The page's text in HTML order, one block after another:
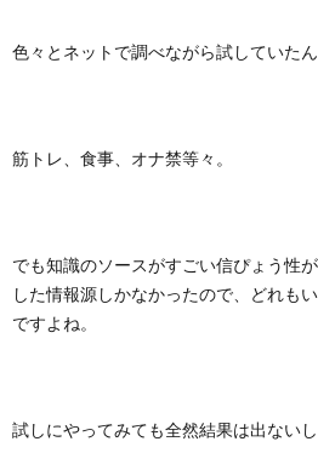
色々とネットで調べながら試していたん
筋トレ、食事、オナ禁等々。
でも知識のソースがすごい信ぴょう性
した情報源しかなかったので、どれも
ですよね。
試しにやってみても全然結果は出ないし